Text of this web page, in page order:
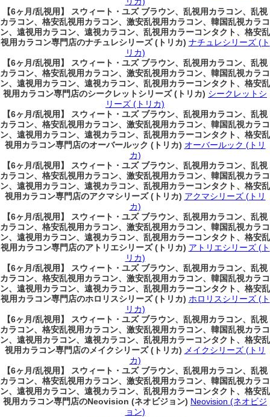
【6ヶ月/乱視用】 スウィート・ユズ ブラウン、乱視用カラコン、乱視
カラコン、格安乱視用カラコン、激安乱視用カラコン、韓国乱視カラコ
ン、遠視用カラコン、遠視カラコン、乱視用カラーコンタクト、格安乱
視用カラコン専門店のナチュレシリーズ (トリカ) ナチュレシリーズ (ト
リカ)
【6ヶ月/乱視用】 スウィート・ユズ ブラウン、乱視用カラコン、乱視
カラコン、格安乱視用カラコン、激安乱視用カラコン、韓国乱視カラコ
ン、遠視用カラコン、遠視カラコン、乱視用カラーコンタクト、格安乱
視用カラコン専門店のシークレットシリーズ (トリカ) シークレットシ
リーズ (トリカ)
【6ヶ月/乱視用】 スウィート・ユズ ブラウン、乱視用カラコン、乱視
カラコン、格安乱視用カラコン、激安乱視用カラコン、韓国乱視カラコ
ン、遠視用カラコン、遠視カラコン、乱視用カラーコンタクト、格安乱
視用カラコン専門店のオーバールック (トリカ) オーバールック (トリ
カ)
【6ヶ月/乱視用】 スウィート・ユズ ブラウン、乱視用カラコン、乱視
カラコン、格安乱視用カラコン、激安乱視用カラコン、韓国乱視カラコ
ン、遠視用カラコン、遠視カラコン、乱視用カラーコンタクト、格安乱
視用カラコン専門店のアクマシリーズ (トリカ) アクマシリーズ (トリ
カ)
【6ヶ月/乱視用】 スウィート・ユズ ブラウン、乱視用カラコン、乱視
カラコン、格安乱視用カラコン、激安乱視用カラコン、韓国乱視カラコ
ン、遠視用カラコン、遠視カラコン、乱視用カラーコンタクト、格安乱
視用カラコン専門店のアトリエシリーズ (トリカ) アトリエシリーズ (ト
リカ)
【6ヶ月/乱視用】 スウィート・ユズ ブラウン、乱視用カラコン、乱視
カラコン、格安乱視用カラコン、激安乱視用カラコン、韓国乱視カラコ
ン、遠視用カラコン、遠視カラコン、乱視用カラーコンタクト、格安乱
視用カラコン専門店のホロリスシリーズ (トリカ) ホロリスシリーズ (ト
リカ)
【6ヶ月/乱視用】 スウィート・ユズ ブラウン、乱視用カラコン、乱視
カラコン、格安乱視用カラコン、激安乱視用カラコン、韓国乱視カラコ
ン、遠視用カラコン、遠視カラコン、乱視用カラーコンタクト、格安乱
視用カラコン専門店のメイクシリーズ (トリカ) メイクシリーズ (トリ
カ)
【6ヶ月/乱視用】 スウィート・ユズ ブラウン、乱視用カラコン、乱視
カラコン、格安乱視用カラコン、激安乱視用カラコン、韓国乱視カラコ
ン、遠視用カラコン、遠視カラコン、乱視用カラーコンタクト、格安乱
視用カラコン専門店のNeovision (ネオビジョン) Neovision (ネオビジ
ョン)